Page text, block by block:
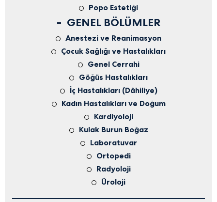
Popo Estetiği
GENEL BÖLÜMLER
Anestezi ve Reanimasyon
Çocuk Sağlığı ve Hastalıkları
Genel Cerrahi
Göğüs Hastalıkları
İç Hastalıkları (Dâhiliye)
Kadın Hastalıkları ve Doğum
Kardiyoloji
Kulak Burun Boğaz
Laboratuvar
Ortopedi
Radyoloji
Üroloji